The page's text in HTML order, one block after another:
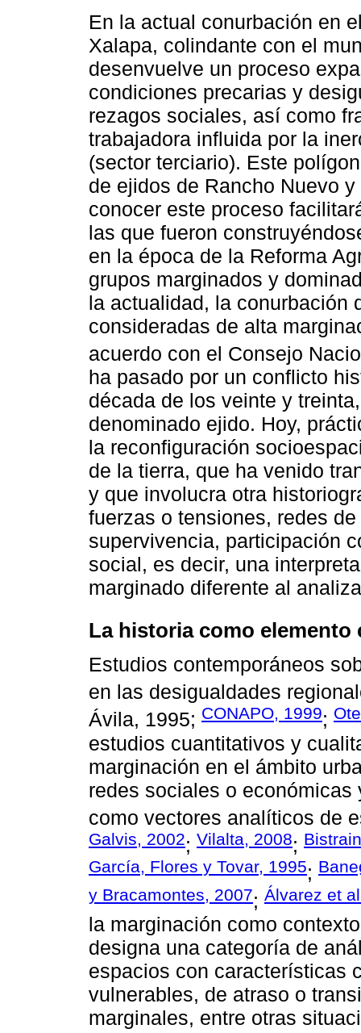
En la actual conurbación en
Xalapa, colindante con el
desenvuelve un proceso
condiciones precarias y
rezagos sociales, así como
trabajadora influida por la
(sector terciario). Este
de ejidos de Rancho Nuevo
conocer este proceso
las que fueron
en la época de la Reforma
grupos marginados y
la actualidad, la conurbación
consideradas de alta
acuerdo con el Consejo
ha pasado por un conflicto
década de los veinte y
denominado ejido. Hoy,
la reconfiguración
de la tierra, que ha venido
y que involucra otra
fuerzas o tensiones, redes
supervivencia, participación
social, es decir, una
marginado diferente al
La historia como
Estudios contemporáneos
en las desigualdades
Ávila, 1995; CONAPO, 1999;
estudios cuantitativos y
marginación en el ámbito
redes sociales o
como vectores analíticos de
Galvis, 2002; Vilalta, 2008;
García, Flores y Tovar, 1995;
y Bracamontes, 2007; Álvarez et
la marginación como
designa una categoría de
espacios con características
vulnerables, de atraso o
marginales, entre otras